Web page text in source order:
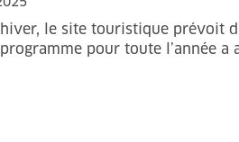
le site touristique prévoit
pour toute l’année a